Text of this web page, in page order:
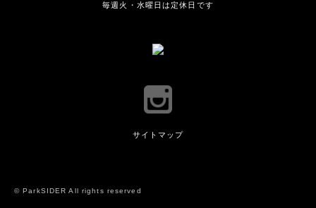
毎週火・水曜日は定休日です
サイトマップ
© ParkSIDER All rights reserved